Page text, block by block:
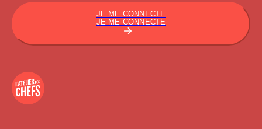
JE ME CONNECTE
JE ME CONNECTE